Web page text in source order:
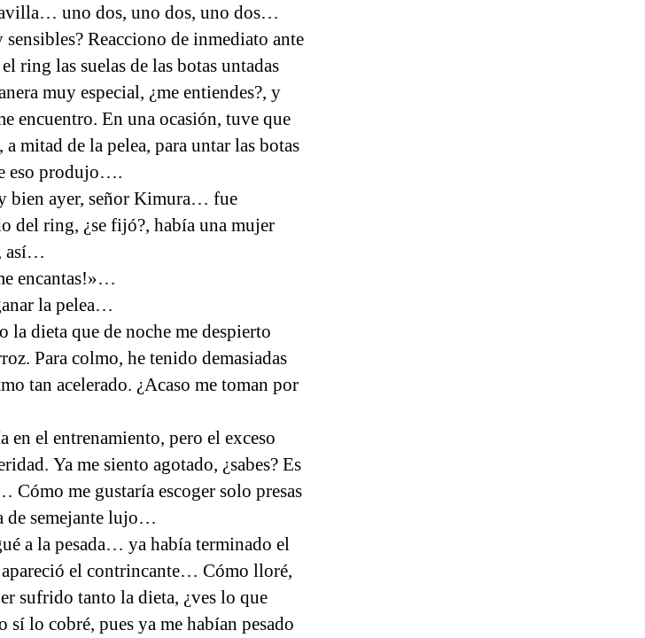
uno dos, uno dos, uno dos…
Reacciono de inmediato ante
ring las suelas de las botas untadas
muy especial, ¿me entiendes?, y
encuentro. En una ocasión, tuve que
mitad de la pelea, para untar las botas
eso produjo….
bien ayer, señor Kimura… fue
del ring, ¿se fijó?, había una mujer
así…
encantas!»…
la pelea…
la dieta que de noche me despierto
Para colmo, he tenido demasiadas
tan acelerado. ¿Acaso me toman por
en el entrenamiento, pero el exceso
Ya me siento agotado, ¿sabes? Es
me gustaría escoger solo presas
de semejante lujo…
a la pesada… ya había terminado el
el contrincante… Cómo lloré,
sufrido tanto la dieta, ¿ves lo que
sí lo cobré, pues ya me habían pesado